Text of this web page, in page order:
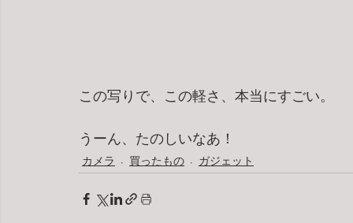
この写りで、この軽さ、本当にすごい。
うーん、たのしいなあ！
カメラ 買ったもの ガジェット